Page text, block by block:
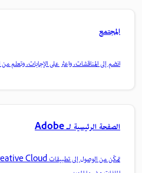
المجتمع
انضم إلى المناقشات، واعثر على الإجابات، وتعلم
الصفحة الرئيسية لـ Adobe